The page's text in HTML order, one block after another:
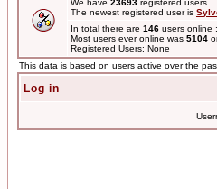
We have 23693 registered users
The newest registered user is
In total there are 146 users online
Most users ever online was 5104
Registered Users: None
This data is based on users active over the
Log in